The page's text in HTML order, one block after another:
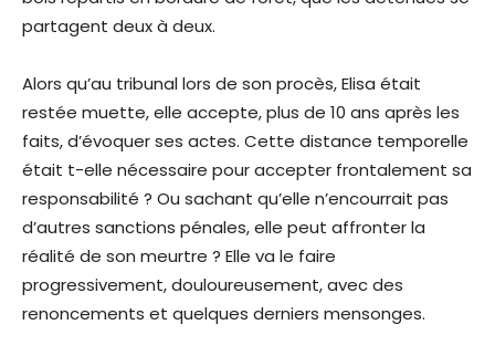
partagent deux à deux.
Alors qu’au tribunal lors de son procès, Elisa était
restée muette, elle accepte, plus de 10 ans après les
faits, d’évoquer ses actes. Cette distance temporelle
était t-elle nécessaire pour accepter frontalement sa
responsabilité ? Ou sachant qu’elle n’encourrait pas
d’autres sanctions pénales, elle peut affronter la
réalité de son meurtre ? Elle va le faire
progressivement, douloureusement, avec des
renoncements et quelques derniers mensonges.